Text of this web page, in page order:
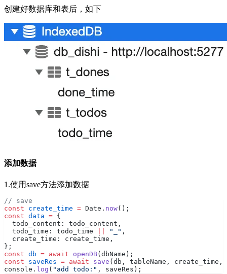
创建好数据库和表后，如下
添加数据
1.使用save方法添加数据
// save
const create_time = Date. now();
const data = {
  todo_content: todo_content,
  todo_time: todo_time
"_" ,
  create_time: create_time,
};
const db = await openDB(dbName);
const saveRes = await save (db, tableName,
console. log ( "add todo:" , saveRes);